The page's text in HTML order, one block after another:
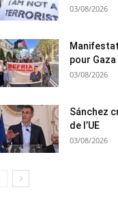
03/08/2026
pour Gaza
03/08/2026
Sánchez
de l’UE
03/08/2026